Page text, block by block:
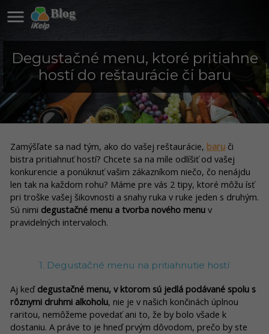
Blog

Degustačné menu, ktoré pritiahne
hostí do reštaurácie či baru
Zamýšľate sa nad tým, ako do vašej reštaurácie, baru či
bistra pritiahnuť hostí? Chcete sa na míle odlíšiť od vašej
konkurencie a ponúknuť vašim zákazníkom niečo, čo nenájdu
len tak na každom rohu? Máme pre vás 2 tipy, ktoré môžu ísť
pri troške vašej šikovnosti a snahy ruka v ruke jeden s druhým.
Sú nimi degustačné menu a tvorba nového menu v
pravidelných intervaloch.
1. Degustačné menu na pritiahnutie hostí
Aj keď degustačné menu, v ktorom sú jedlá podávané spolu s
rôznymi druhmi alkoholu, nie je v našich končinách úplnou
raritou, nemôžeme povedať ani to, že by bolo všade k
dostaniu. A práve to je hneď prvým dôvodom, prečo by ste